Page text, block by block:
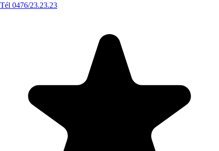
Tél 0476/23.23.23